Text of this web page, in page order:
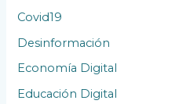
Covid19
Desinformación
Economía Digital
Educación Digital